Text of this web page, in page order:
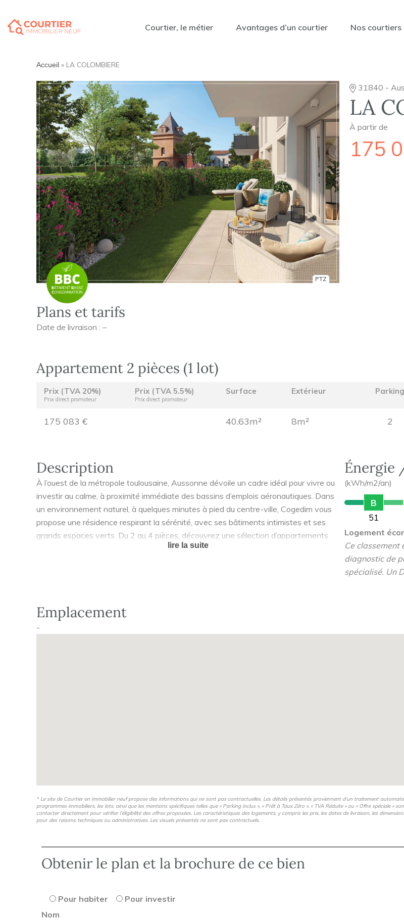
Courtier, le métier Avantages d’un courtier Nos courtiers
Accueil » LA COLOMBIERE
PTZ
31840 -
LA
À partir de
175
Plans et tarifs
Date de livraison : –
Appartement 2 pièces (1 lot)
Prix (TVA 20%)
Prix direct promoteur
Prix (TVA 5.5%)
Prix direct promoteur
Surface Extérieur Parking
175 083 € 40.63m² 8m² 2
Description
À l’ouest de la métropole toulousaine, Aussonne dévoile un cadre idéal pour vivre ou
investir au calme, à proximité immédiate des bassins d’emplois aéronautiques. Dans
un environnement naturel, à quelques minutes à pied du centre-ville, Cogedim vous
propose une résidence respirant la sérénité, avec ses bâtiments intimistes et ses
grands espaces verts. Du 2 au 4 pièces, découvrez une sélection d’appartements
aux surfaces généreuses et soigneusement agencées, toutes prolongées par un
lire la suite
Énergie
(kWh/m2/an)
B
51
Logement
Ce
diagnostic de
spécialisé. Un
Emplacement
-
* Le site de Courtier en immobilier neuf propose des informations qui ne sont pas contractuelles. Les détails présentés proviennent d’un traitement
programmes immobiliers, les lots, ainsi que les mentions spécifiques telles que « Parking inclus », « Prêt à Taux Zéro », « TVA Réduite » ou « Offre spéciale
contacter directement pour vérifier l’éligibilité des offres proposées. Les caractéristiques des logements, y compris les prix, les dates de livraison, les
pour des raisons techniques ou administratives. Les visuels présentés ne sont pas contractuels.
Obtenir le plan et la brochure de ce bien
Pour habiter
Pour investir
Nom